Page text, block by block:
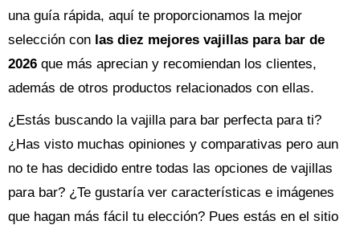
una guía rápida, aquí te proporcionamos la mejor
selección con las diez mejores vajillas para bar de
2026 que más aprecian y recomiendan los clientes,
además de otros productos relacionados con ellas.
¿Estás buscando la vajillapara bar perfecta para ti?
¿Has visto muchas opiniones y comparativas pero aun
no te has decidido entre todas las opciones de vajillas
para bar? ¿Te gustaría ver características e imágenes
que hagan más fácil tu elección? Pues estás en el sitio